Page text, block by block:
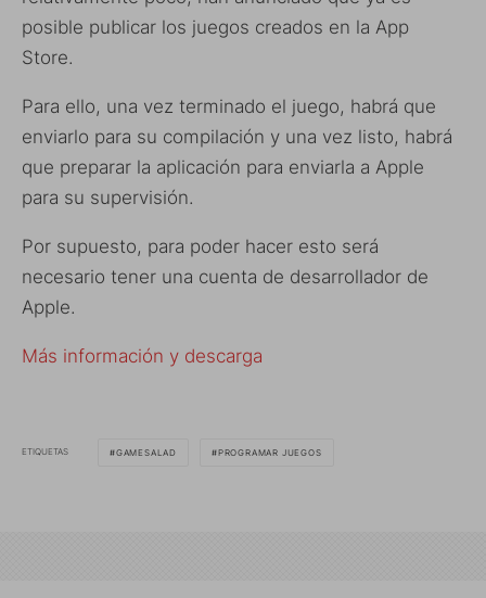
posible publicar los juegos creados en la App
Store.
Para ello, una vez terminado el juego, habrá que
enviarlo para su compilación y una vez listo, habrá
que preparar la aplicación para enviarla a Apple
para su supervisión.
Por supuesto, para poder hacer esto será
necesario tener una cuenta de desarrollador de
Apple.
Más información y descarga
ETIQUETAS GAMESALAD PROGRAMAR JUEGOS